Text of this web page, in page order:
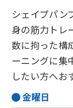
シェイプパン
身の筋力トレ
数に拘った構
ーニングに集
したい方へお
金曜日